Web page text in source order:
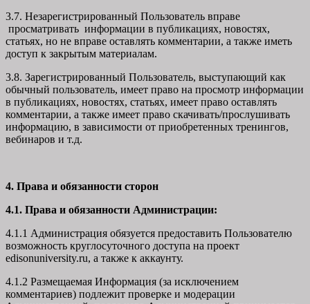
3.7. Незарегистрированный Пользователь вправе
просматривать информации в публикациях, новостях,
статьях, но не вправе оставлять комментарии, а также иметь
доступ к закрытым материалам.
3.8. Зарегистрированный Пользователь, выступающий как
обычный пользователь, имеет право на просмотр информации
в публикациях, новостях, статьях, имеет право оставлять
комментарии, а также имеет право скачивать/прослушивать
информацию, в зависимости от приобретенных тренингов,
вебинаров и т.д.
4. Права и обязанности сторон
4.1. Права и обязанности Администрации:
4.1.1 Администрация обязуется предоставить Пользователю
возможность круглосуточного доступа на проект
edisonuniversity.ru, а также к аккаунту.
4.1.2 Размещаемая Информация (за исключением
комментариев) подлежит проверке и модерации